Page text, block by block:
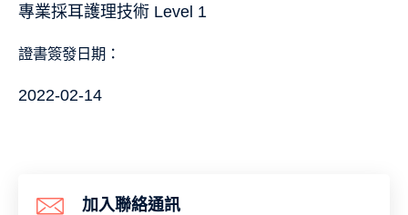
專業採耳護理技術 Level 1
證書簽發日期：
2022-02-14
加入聯絡通訊